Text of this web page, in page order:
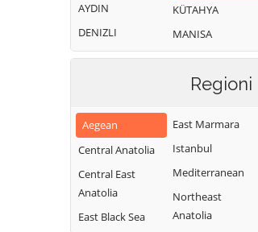
AYDIN
DENIZLI
KÜTAHYA
MANISA
Regioni
Aegean
Central Anatolia
Central East
Anatolia
East Black Sea
East Marmara
Istanbul
Mediterranean
Northeast
Anatolia